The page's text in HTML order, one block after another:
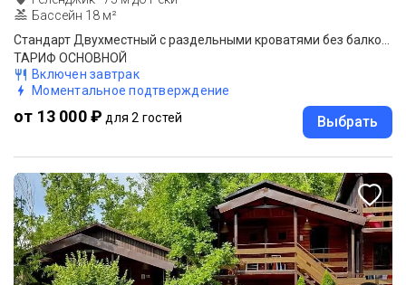
Бассейн 18 м²
ТАРИФ ОСНОВНОЙ
Включен завтрак
Моментальное подтверждение
от 13 000 ₽ для 2 гостей Выбрать